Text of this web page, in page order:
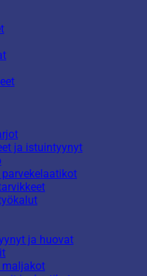
ja istuintyynyt
ja huovat
maljakot